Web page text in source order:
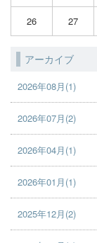
26 27
アーカイブ
2026年08月(1)
2026年07月(2)
2026年04月(1)
2026年01月(1)
2025年12月(2)